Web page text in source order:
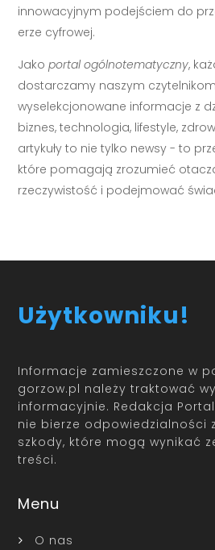
innowacyjnym podejściem do
erze cyfrowej.
Jakoportal ogólnotematyczny,
dostarczamy naszym
wyselekcjonowane informacje z
biznes, technologia, lifestyle,
artykuły to nie tylko newsy - to
które pomagają zrozumieć
rzeczywistość i podejmować
Użytkowniku!
Informacje zamieszczone w
gorzow.pl należy traktować
informacyjnie. Redakcja
nie bierze odpowiedzialności
szkody, które mogą wynikać
treści.
Menu
O nas